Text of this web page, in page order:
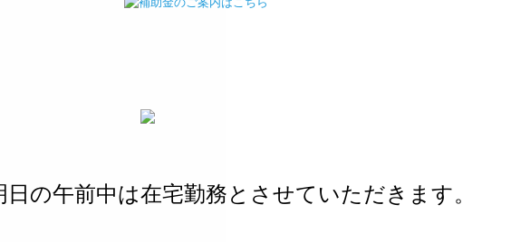
の午前中は在宅勤務とさせていただきます。